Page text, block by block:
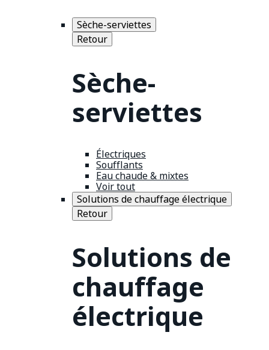
Sèche-serviettes
Retour
Sèche-
serviettes
Électriques
Soufflants
Eau chaude & mixtes
Voir tout
Solutions de chauffage électrique
Retour
Solutions de
chauffage
électrique